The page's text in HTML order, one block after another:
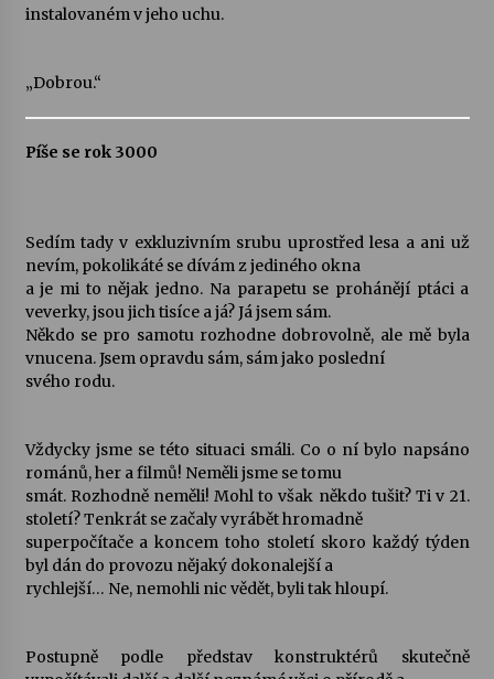
instalovaném v jeho uchu.
„Dobrou.“
Píše se rok 3000
Sedím tady v exkluzivním srubu uprostřed lesa a ani už
nevím, pokolikáté se dívám z jediného okna
a je mi to nějak jedno. Na parapetu se prohánějí ptáci a
veverky, jsou jich tisíce a já? Já jsem sám.
Někdo se pro samotu rozhodne dobrovolně, ale mě byla
vnucena. Jsem opravdu sám, sám jako poslední
svého rodu.
Vždycky jsme se této situaci smáli. Co o ní bylo napsáno
románů, her a filmů! Neměli jsme se tomu
smát. Rozhodně neměli! Mohl to však někdo tušit? Ti v 21.
století? Tenkrát se začaly vyrábět hromadně
superpočítače a koncem toho století skoro každý týden
byl dán do provozu nějaký dokonalejší a
rychlejší… Ne, nemohli nic vědět, byli tak hloupí.
Postupně podle představ konstruktérů skutečně